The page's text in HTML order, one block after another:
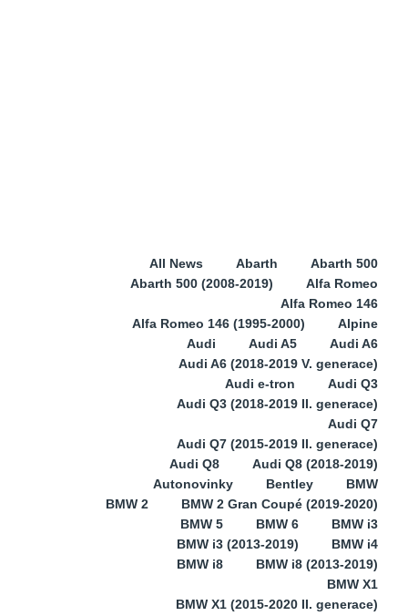
All News Abarth
Abarth 500
Abarth 500 (2008-2019)
Alfa Romeo
Alfa Romeo 146
Alfa Romeo 146 (1995-2000)
Alpine
Audi
Audi A5
Audi A6
Audi A6 (2018-2019 V. generace)
Audi e-tron
Audi Q3
Audi Q3 (2018-2019 II. generace)
Audi Q7
Audi Q7 (2015-2019 II. generace)
Audi Q8
Audi Q8 (2018-2019)
Autonovinky
Bentley
BMW
BMW 2
BMW 2 Gran Coupé (2019-2020)
BMW 5
BMW 6
BMW i3
BMW i3 (2013-2019)
BMW i4
BMW i8
BMW i8 (2013-2019)
BMW X1
BMW X1 (2015-2020 II. generace)